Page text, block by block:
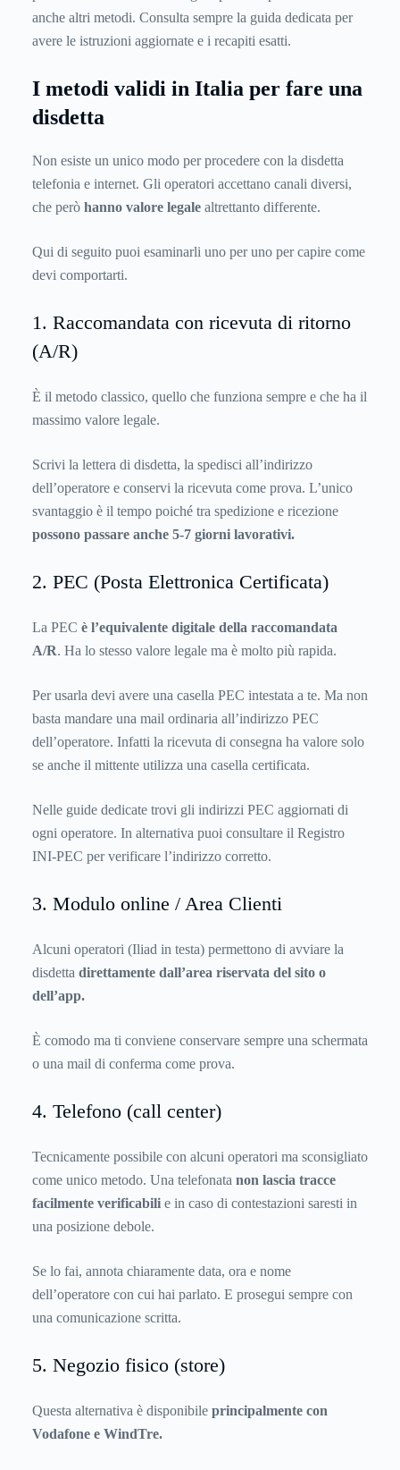
anche altri metodi. Consulta sempre la guida dedicata per
avere le istruzioni aggiornate e i recapiti esatti.
I metodi validi in Italia per fare una
disdetta
Non esiste un unico modo per procedere con la disdetta
telefonia e internet. Gli operatori accettano canali diversi,
che però hanno valore legale altrettanto differente.
Qui di seguito puoi esaminarli uno per uno per capire come
devi comportarti.
1. Raccomandata con ricevuta di ritorno
(A/R)
È il metodo classico, quello che funziona sempre e che ha il
massimo valore legale.
Scrivi la lettera di disdetta, la spedisci all’indirizzo
dell’operatore e conservi la ricevuta come prova. L’unico
svantaggio è il tempo poiché tra spedizione e ricezione
possono passare anche 5-7 giorni lavorativi.
2. PEC (Posta Elettronica Certificata)
La PEC è l’equivalente digitale della raccomandata
A/R. Ha lo stesso valore legale ma è molto più rapida.
Per usarla devi avere una casella PEC intestata a te. Ma non
basta mandare una mail ordinaria all’indirizzo PEC
dell’operatore. Infatti la ricevuta di consegna ha valore solo
se anche il mittente utilizza una casella certificata.
Nelle guide dedicate trovi gli indirizzi PEC aggiornati di
ogni operatore. In alternativa puoi consultare il Registro
INI-PEC per verificare l’indirizzo corretto.
3. Modulo online / Area Clienti
Alcuni operatori (Iliad in testa) permettono di avviare la
disdetta direttamente dall’area riservata del sito o
dell’app.
È comodo ma ti conviene conservare sempre una schermata
o una mail di conferma come prova.
4. Telefono (call center)
Tecnicamente possibile con alcuni operatori ma sconsigliato
come unico metodo. Una telefonata non lascia tracce
facilmente verificabili e in caso di contestazioni saresti in
una posizione debole.
Se lo fai, annota chiaramente data, ora e nome
dell’operatore con cui hai parlato. E prosegui sempre con
una comunicazione scritta.
5. Negozio fisico (store)
Questa alternativa è disponibile principalmente con
Vodafone e WindTre.